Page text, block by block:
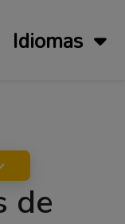
Idiomas
de